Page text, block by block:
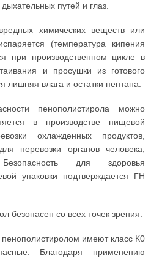
путей и глаз.
химических веществ или
(температура кипения
при производственном цикле в
и просушки из готового
лишняя влага и остатки пентана.
пенополистирола можно
в производстве пищевой
охлажденных продуктов,
перевозки органов человека,
для здоровья
упаковки подтверждается ГН
безопасен со всех точек зрения.
пенополистиролом имеют класс К0
Благодаря применению